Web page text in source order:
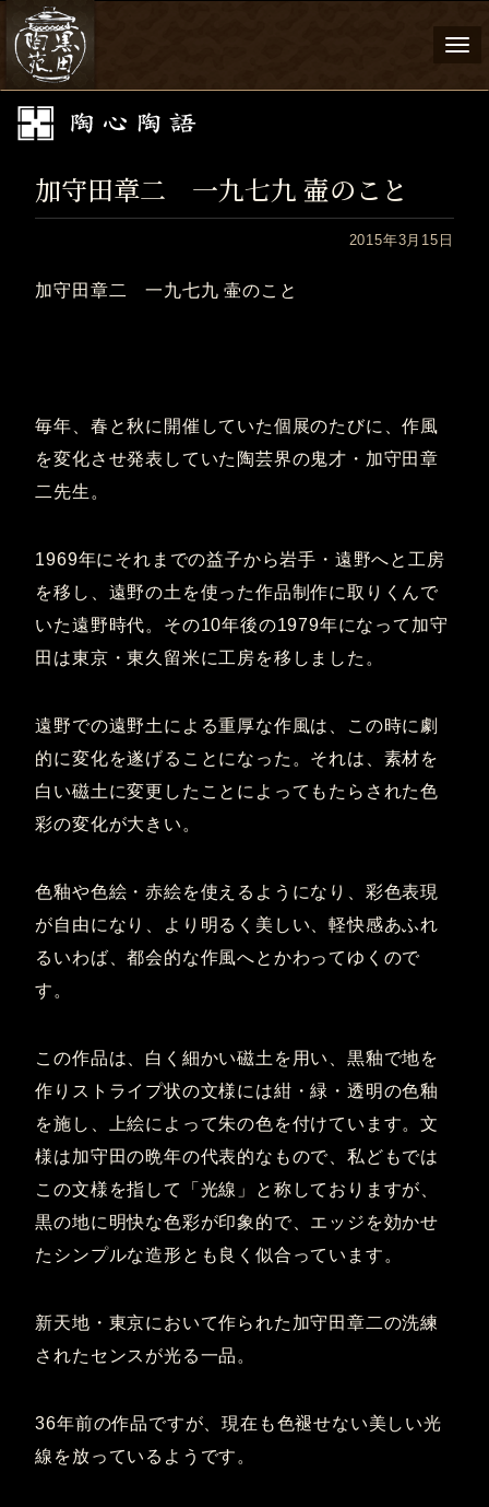
加守田章二 一九七九 壷のこと
2015年3月15日
加守田章二 一九七九 壷のこと
毎年、春と秋に開催していた個展のたびに、作風
を変化させ発表していた陶芸界の鬼才・加守田章
二先生。
1969年にそれまでの益子から岩手・遠野へと工房
を移し、遠野の土を使った作品制作に取りくんで
いた遠野時代。その10年後の1979年になって加守
田は東京・東久留米に工房を移しました。
遠野での遠野土による重厚な作風は、この時に劇
的に変化を遂げることになった。それは、素材を
白い磁土に変更したことによってもたらされた色
彩の変化が大きい。
色釉や色絵・赤絵を使えるようになり、彩色表現
が自由になり、より明るく美しい、軽快感あふれ
るいわば、都会的な作風へとかわってゆくので
す。
この作品は、白く細かい磁土を用い、黒釉で地を
作りストライプ状の文様には紺・緑・透明の色釉
を施し、上絵によって朱の色を付けています。文
様は加守田の晩年の代表的なもので、私どもでは
この文様を指して「光線」と称しておりますが、
黒の地に明快な色彩が印象的で、エッジを効かせ
たシンプルな造形とも良く似合っています。
新天地・東京において作られた加守田章二の洗練
されたセンスが光る一品。
36年前の作品ですが、現在も色褪せない美しい光
線を放っているようです。